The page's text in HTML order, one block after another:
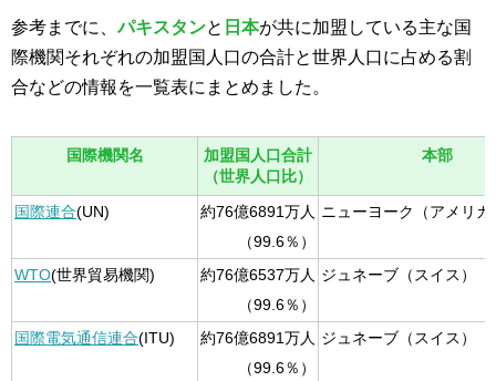
参考までに、パキスタンと 日本が共に加盟している主な国
際機関それぞれの加盟国人口の合計と世界人口に占める割
合などの情報を一覧表にまとめました。
国際機関名
加盟国人口合計
（世界人口比）
本部
国際連合(UN)
約76億6891万人
（99.6％）
ニューヨーク（アメリカ
WTO(世界貿易機関)
約76億6537万人
（99.6％）
ジュネーブ（スイス）
国際電気通信連合(ITU)
約76億6891万人
（99.6％）
ジュネーブ（スイス）